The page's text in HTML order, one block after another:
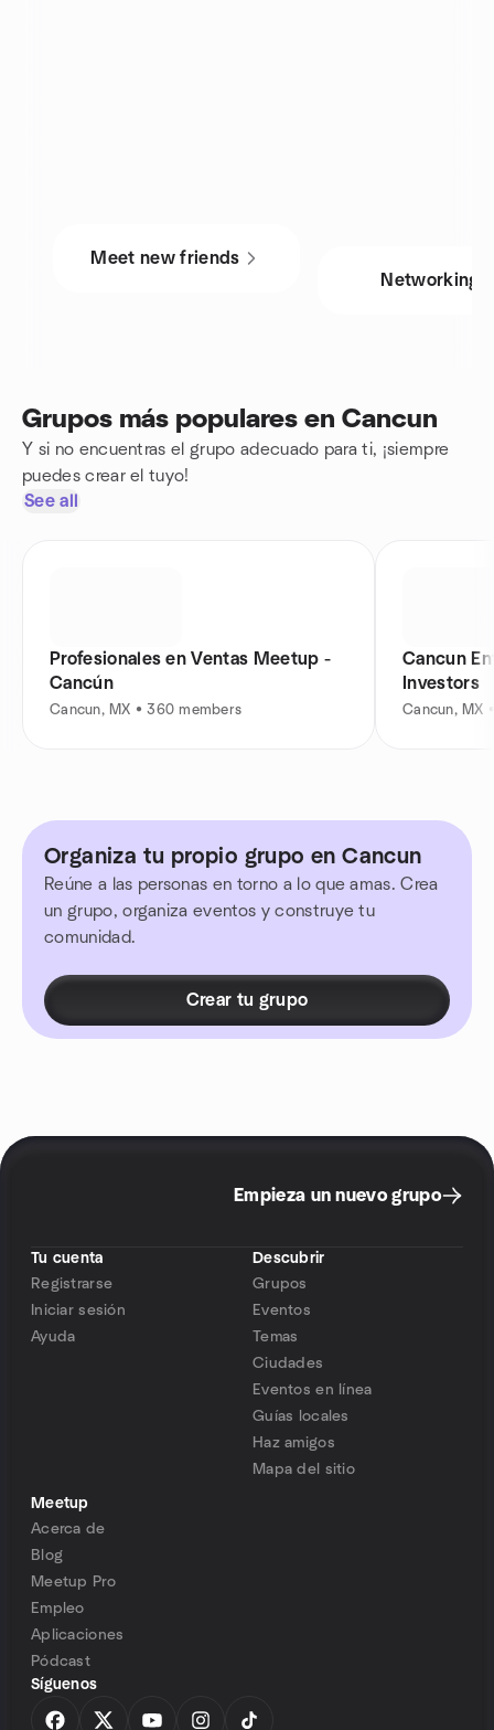
Meet new friends
Networking
Grupos más populares en Cancun
Y si no encuentras el grupo adecuado para ti, ¡siempre
puedes crear el tuyo!
See all
Profesionales en Ventas Meetup -
Cancún
Cancun, MX • 360 members
Cancun
Investors
Cancun, MX
Organiza tu propio grupo en Cancun
Reúne a las personas en torno a lo que amas. Crea
un grupo, organiza eventos y construye tu
comunidad.
Crear tu grupo
Empieza un nuevo grupo
Tu cuenta
Registrarse
Iniciar sesión
Ayuda
Descubrir
Grupos
Eventos
Temas
Ciudades
Eventos en línea
Guías locales
Haz amigos
Mapa del sitio
Meetup
Acerca de
Blog
Meetup Pro
Empleo
Aplicaciones
Pódcast
Síguenos